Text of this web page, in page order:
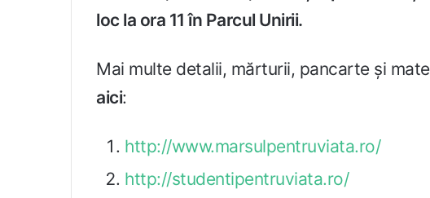
loc la ora 11 în Parcul Unirii.
Mai multe detalii, mărturii, pancarte și
aici:
http://www.marsulpentruviata.ro/
http://studentipentruviata.ro/